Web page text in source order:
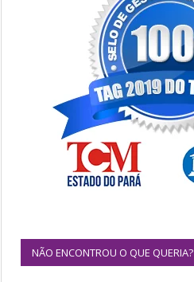
NÃO ENCONTROU O QUE QUERIA?